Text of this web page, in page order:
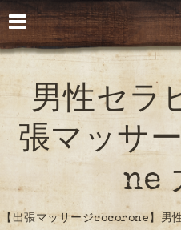
男性セラ
張マッサ
ne
【出張マッサージcocorone】男